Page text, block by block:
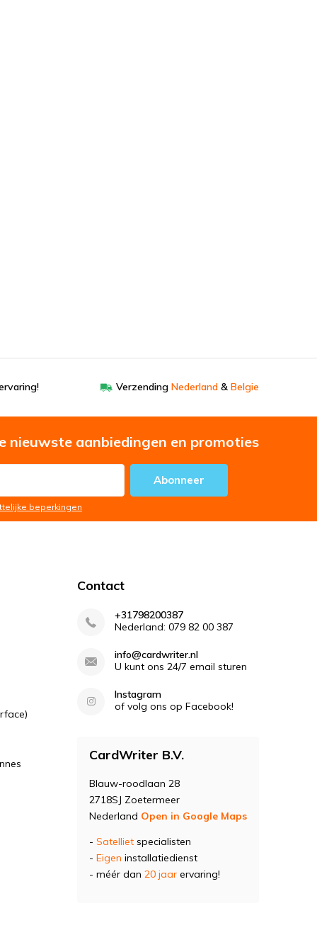
Verzending Nederland & Belgie
nieuwste aanbiedingen en promoties
Abonneer
beperkingen
Contact
+31798200387
Nederland: 079 82 00 387
info@cardwriter.nl
U kunt ons 24/7 email sturen
Instagram
of volg ons op Facebook!
CardWriter B.V.
Blauw-roodlaan 28
2718SJ Zoetermeer
Nederland Open in Google Maps
- Satelliet specialisten
- Eigen installatiedienst
- méér dan 20 jaar ervaring!